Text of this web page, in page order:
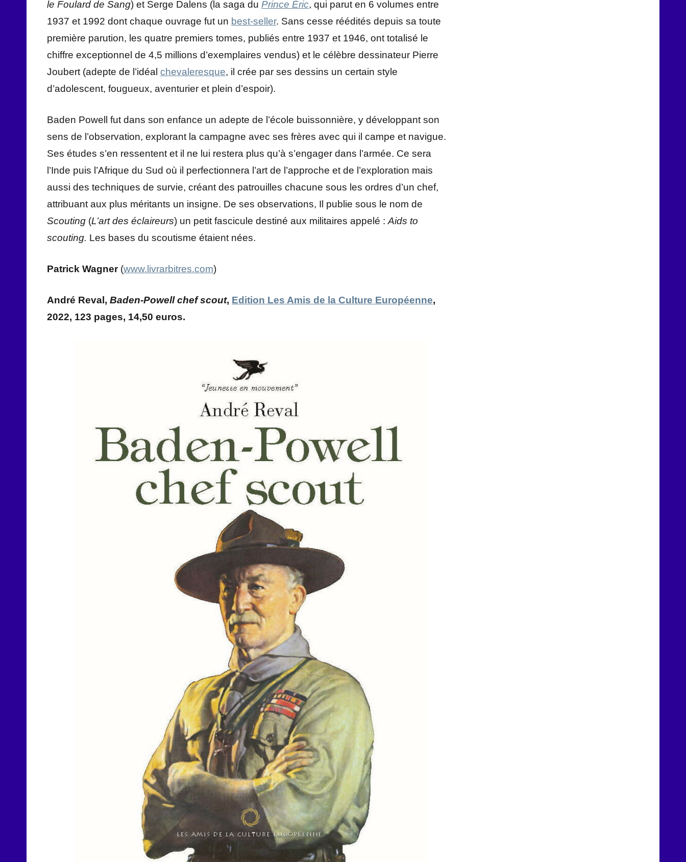
le Foulard de Sang) et Serge Dalens (la saga du Prince Éric, qui parut en 6 volumes entre
1937 et 1992 dont chaque ouvrage fut un best-seller. Sans cesse réédités depuis sa toute
première parution, les quatre premiers tomes, publiés entre 1937 et 1946, ont totalisé le
chiffre exceptionnel de 4,5 millions d’exemplaires vendus) et le célèbre dessinateur Pierre
Joubert (adepte de l’idéal chevaleresque, il crée par ses dessins un certain style
d’adolescent, fougueux, aventurier et plein d’espoir).
Baden Powell fut dans son enfance un adepte de l’école buissonnière, y développant son
sens de l’observation, explorant la campagne avec ses frères avec qui il campe et navigue.
Ses études s’en ressentent et il ne lui restera plus qu’à s’engager dans l’armée. Ce sera
l’Inde puis l’Afrique du Sud où il perfectionnera l’art de l’approche et de l’exploration mais
aussi des techniques de survie, créant des patrouilles chacune sous les ordres d’un chef,
attribuant aux plus méritants un insigne. De ses observations, Il publie sous le nom de
Scouting (L’art des éclaireurs) un petit fascicule destiné aux militaires appelé :Aids to
scouting. Les bases du scoutisme étaient nées.
Patrick Wagner(www.livrarbitres.com)
André Reval, Baden-Powell chef scout, Edition Les Amis de la Culture Européenne,
2022, 123 pages, 14,50 euros.